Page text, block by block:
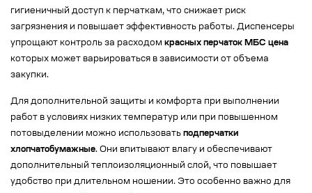
гигиеничный доступ к перчаткам, что снижает риск
загрязнения и повышает эффективность работы. Диспенсеры
упрощают контроль за расходом красных перчаток МБС цена
которых может варьироваться в зависимости от объема
закупки.
Для дополнительной защиты и комфорта при выполнении
работ в условиях низких температур или при повышенном
потовыделении можно использовать подперчатки
хлопчатобумажные. Они впитывают влагу и обеспечивают
дополнительный теплоизоляционный слой, что повышает
удобство при длительном ношении. Это особенно важно для